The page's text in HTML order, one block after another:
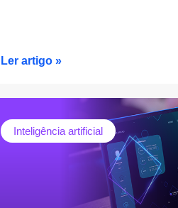
Ler artigo »
Inteligência artificial